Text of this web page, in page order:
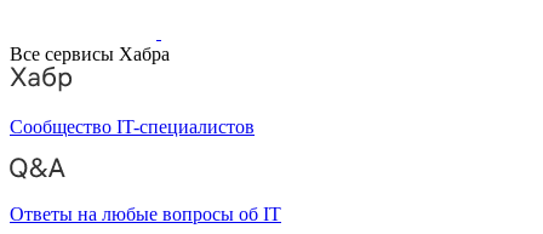
Все сервисы Хабра
Сообщество IT-специалистов
Ответы на любые вопросы об IT